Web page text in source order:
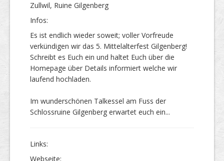
Zullwil, Ruine Gilgenberg
Infos:
Es ist endlich wieder soweit; voller Vorfreude
verkündigen wir das 5. Mittelalterfest Gilgenberg!
Schreibt es Euch ein und haltet Euch über die
Homepage über Details informiert welche wir
laufend hochladen.
Im wunderschönen Talkessel am Fuss der
Schlossruine Gilgenberg erwartet euch ein...
Links:
Webseite: